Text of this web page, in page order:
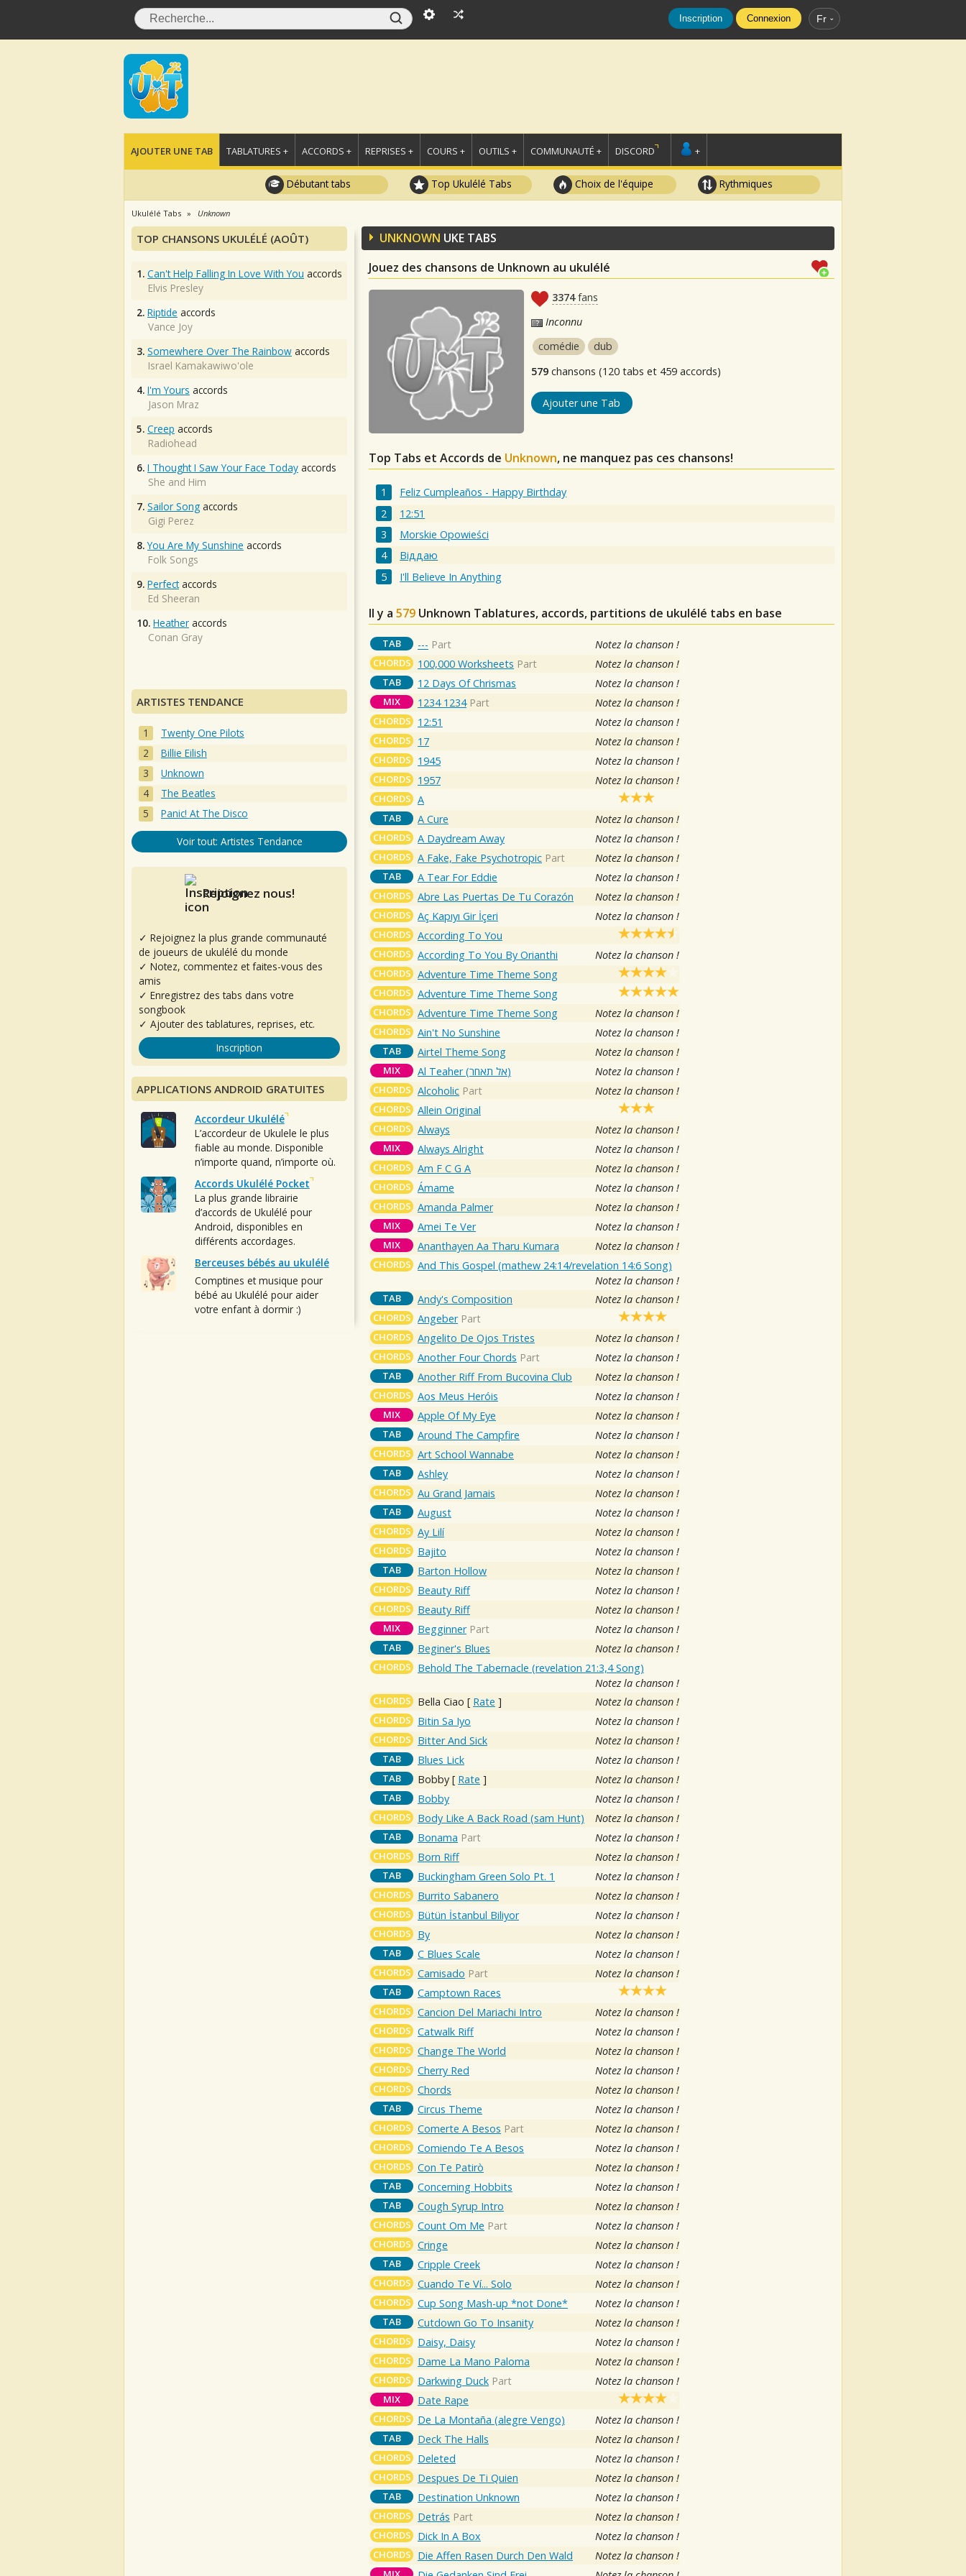
Inscription Connexion Fr
AJOUTER UNE TAB TABLATURES + ACCORDS + REPRISES + COURS + OUTILS + COMMUNAUTÉ + DISCORD +
Débutant tabs Top Ukulélé Tabs Choix de l'équipe Rythmiques
Ukulélé Tabs Unknown
UNKNOWN UKE TABS
Jouez des chansons de Unknown au ukulélé
3374fans
Inconnu
comédie
dub
579 chansons (120 tabs et 459 accords)
Ajouter une Tab
Top Tabs et Accords de Unknown, ne manquez pas ces chansons!
Feliz Cumpleaños - Happy Birthday
12:51
Morskie Opowieści
Віддаю
I'll Believe In Anything
Il y a 579 Unknown Tablatures, accords, partitions de ukulélé tabs en base
TAB --- Part Notez la chanson !
CHORDS 100,000 Worksheets Part Notez la chanson !
TAB 12 Days Of Chrismas Notez la chanson !
MIX 1234 1234 Part Notez la chanson !
CHORDS 12:51 Notez la chanson !
CHORDS 17 Notez la chanson !
CHORDS 1945 Notez la chanson !
CHORDS 1957 Notez la chanson !
CHORDS A
TAB A Cure Notez la chanson !
CHORDS A Daydream Away Notez la chanson !
CHORDS A Fake, Fake Psychotropic Part Notez la chanson !
TAB A Tear For Eddie Notez la chanson !
CHORDS Abre Las Puertas De Tu Corazón Notez la chanson !
CHORDS Aç Kapıyı Gir İçeri Notez la chanson !
CHORDS According To You
CHORDS According To You By Orianthi Notez la chanson !
CHORDS Adventure Time Theme Song
CHORDS Adventure Time Theme Song
CHORDS Adventure Time Theme Song Notez la chanson !
CHORDS Ain't No Sunshine Notez la chanson !
TAB Airtel Theme Song Notez la chanson !
MIX Al Teaher (אל תאחר) Notez la chanson !
CHORDS Alcoholic Part Notez la chanson !
CHORDS Allein Original
CHORDS Always Notez la chanson !
MIX Always Alright Notez la chanson !
CHORDS Am F C G A Notez la chanson !
CHORDS Ámame Notez la chanson !
CHORDS Amanda Palmer Notez la chanson !
MIX Amei Te Ver Notez la chanson !
MIX Ananthayen Aa Tharu Kumara Notez la chanson !
CHORDS And This Gospel (mathew 24:14/revelation 14:6 Song)
Notez la chanson !
TAB Andy's Composition Notez la chanson !
CHORDS Angeber Part
CHORDS Angelito De Ojos Tristes Notez la chanson !
CHORDS Another Four Chords Part Notez la chanson !
TAB Another Riff From Bucovina Club Notez la chanson !
CHORDS Aos Meus Heróis Notez la chanson !
MIX Apple Of My Eye Notez la chanson !
TAB Around The Campfire Notez la chanson !
CHORDS Art School Wannabe Notez la chanson !
TAB Ashley Notez la chanson !
CHORDS Au Grand Jamais Notez la chanson !
TAB August Notez la chanson !
CHORDS Ay Lilí Notez la chanson !
CHORDS Bajito Notez la chanson !
TAB Barton Hollow Notez la chanson !
CHORDS Beauty Riff Notez la chanson !
CHORDS Beauty Riff Notez la chanson !
MIX Begginner Part Notez la chanson !
TAB Beginer's Blues Notez la chanson !
CHORDS Behold The Tabernacle (revelation 21:3,4 Song)
Notez la chanson !
CHORDS Bella Ciao [ Rate ] Notez la chanson !
CHORDS Bitin Sa Iyo Notez la chanson !
CHORDS Bitter And Sick Notez la chanson !
TAB Blues Lick Notez la chanson !
TAB Bobby [ Rate ] Notez la chanson !
TAB Bobby Notez la chanson !
CHORDS Body Like A Back Road (sam Hunt) Notez la chanson !
TAB Bonama Part Notez la chanson !
CHORDS Born Riff Notez la chanson !
TAB Buckingham Green Solo Pt. 1 Notez la chanson !
CHORDS Burrito Sabanero Notez la chanson !
CHORDS Bütün İstanbul Biliyor Notez la chanson !
CHORDS By Notez la chanson !
TAB C Blues Scale Notez la chanson !
CHORDS Camisado Part Notez la chanson !
TAB Camptown Races
CHORDS Cancion Del Mariachi Intro Notez la chanson !
CHORDS Catwalk Riff Notez la chanson !
CHORDS Change The World Notez la chanson !
CHORDS Cherry Red Notez la chanson !
CHORDS Chords Notez la chanson !
TAB Circus Theme Notez la chanson !
CHORDS Comerte A Besos Part Notez la chanson !
CHORDS Comiendo Te A Besos Notez la chanson !
CHORDS Con Te Patirò Notez la chanson !
TAB Concerning Hobbits Notez la chanson !
TAB Cough Syrup Intro Notez la chanson !
CHORDS Count Om Me Part Notez la chanson !
CHORDS Cringe Notez la chanson !
TAB Cripple Creek Notez la chanson !
CHORDS Cuando Te Ví... Solo Notez la chanson !
CHORDS Cup Song Mash-up *not Done* Notez la chanson !
TAB Cutdown Go To Insanity Notez la chanson !
CHORDS Daisy, Daisy Notez la chanson !
CHORDS Dame La Mano Paloma Notez la chanson !
CHORDS Darkwing Duck Part Notez la chanson !
MIX Date Rape
CHORDS De La Montaña (alegre Vengo) Notez la chanson !
TAB Deck The Halls Notez la chanson !
CHORDS Deleted Notez la chanson !
CHORDS Despues De Ti Quien Notez la chanson !
TAB Destination Unknown Notez la chanson !
CHORDS Detrás Part Notez la chanson !
CHORDS Dick In A Box Notez la chanson !
CHORDS Die Affen Rasen Durch Den Wald Notez la chanson !
TOP CHANSONS UKULÉLÉ (AOÛT)
1. Can't Help Falling In Love With You accords
Elvis Presley
2. Riptide accords
Vance Joy
3. Somewhere Over The Rainbow accords
Israel Kamakawiwo'ole
4. I'm Yours accords
Jason Mraz
5. Creep accords
Radiohead
6. I Thought I Saw Your Face Today accords
She and Him
7. Sailor Song accords
Gigi Perez
8. You Are My Sunshine accords
Folk Songs
9. Perfectaccords
Ed Sheeran
10. Heather accords
Conan Gray
ARTISTES TENDANCE
Twenty One Pilots
Billie Eilish
Unknown
The Beatles
Panic! At The Disco
Voir tout: Artistes Tendance
Rejoignez nous!
✓ Rejoignez la plus grande communauté
de joueurs de ukulélé du monde
✓ Notez, commentez et faites-vous des
amis
✓ Enregistrez des tabs dans votre
songbook
✓ Ajouter des tablatures, reprises, etc.
Inscription
APPLICATIONS ANDROID GRATUITES
Accordeur Ukulélé
L’accordeur de Ukulele le plus
fiable au monde. Disponible
n’importe quand, n’importe où.
Accords Ukulélé Pocket
La plus grande librairie
d’accords de Ukulélé pour
Android, disponibles en
différents accordages.
Berceuses bébés au ukulélé
Comptines et musique pour
bébé au Ukulélé pour aider
votre enfant à dormir :)